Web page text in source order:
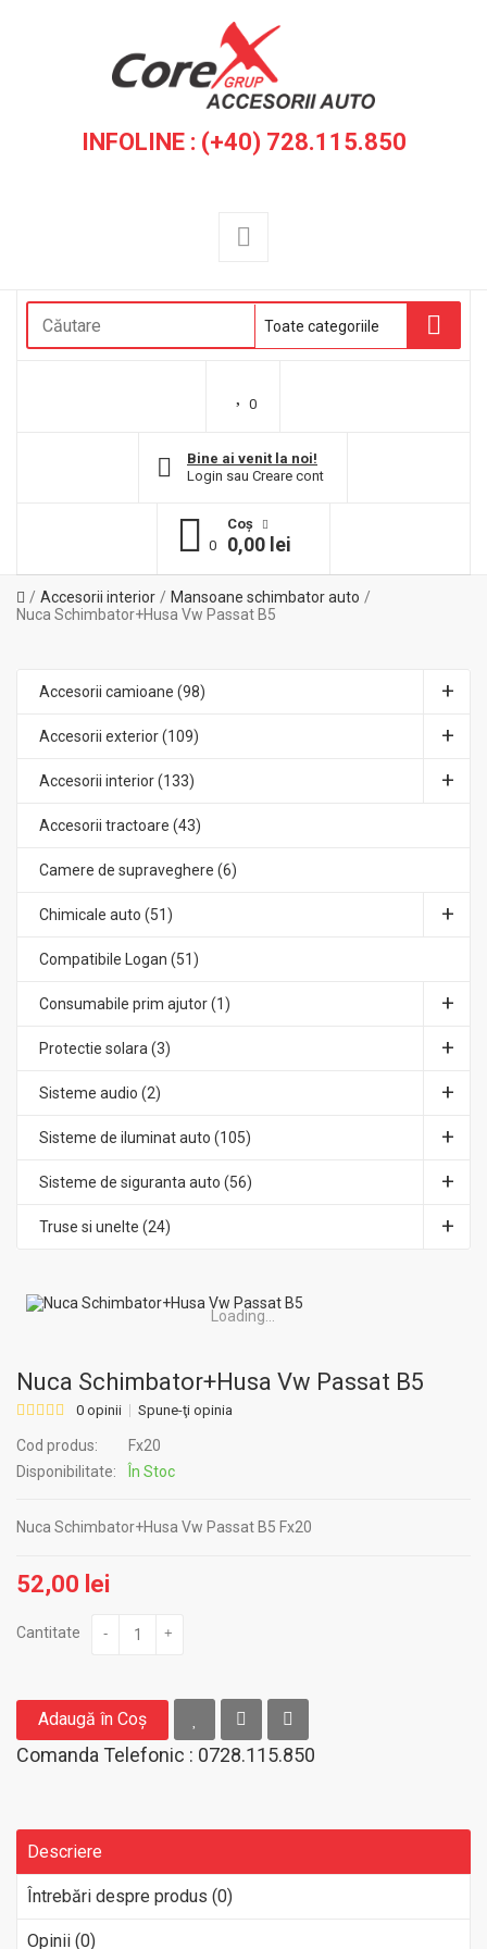
INFOLINE : (+40) 728.115.850
0
Bine ai venit la noi!
Login sau Creare cont
Coş
0
0,00 lei
Accesorii interior
Mansoane schimbator auto
Nuca Schimbator+Husa Vw Passat B5
Accesorii camioane (98)
Accesorii exterior (109)
Accesorii interior (133)
Accesorii tractoare (43)
Camere de supraveghere (6)
Chimicale auto (51)
Compatibile Logan (51)
Consumabile prim ajutor (1)
Protectie solara (3)
Sisteme audio (2)
Sisteme de iluminat auto (105)
Sisteme de siguranta auto (56)
Truse si unelte (24)
Loading...
Nuca Schimbator+Husa Vw Passat B5
0 opinii Spune-ţi opinia
Cod produs:
Fx20
Disponibilitate:
În Stoc
Nuca Schimbator+Husa Vw Passat B5 Fx20
52,00 lei
Cantitate - +
Adaugă în Coş
Comanda Telefonic : 0728.115.850
Descriere
Întrebări despre produs (0)
Opinii (0)